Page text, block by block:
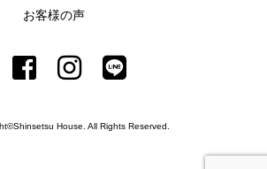
お客様の声
House. All Rights Reserved.